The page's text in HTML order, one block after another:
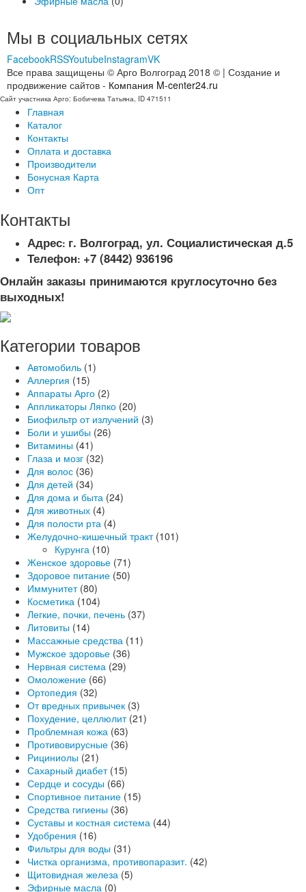
Мы в социальных сетях
FacebookRSSYoutubeInstagramVK
Все права защищены © Арго Волгоград 2018 © | Создание и
продвижение сайтов - Компания M-center24.ru
Сайт участника Арго: Бобичева Татьяна, ID 471511
Главная
Каталог
Контакты
Оплата и доставка
Производители
Бонусная Карта
Опт
Контакты
Адрес: г. Волгоград, ул. Социалистическая д.5
Телефон: +7 (8442) 936196
Онлайн заказы принимаются круглосуточно без
выходных!
Категории товаров
Автомобиль (1)
Аллергия (15)
Аппараты Арго (2)
Аппликаторы Ляпко (20)
Биофильтр от излучений (3)
Боли и ушибы (26)
Витамины (41)
Глаза и мозг (32)
Для волос (36)
Для детей (34)
Для дома и быта (24)
Для животных (4)
Для полости рта (4)
Желудочно-кишечный тракт (101)
Курунга (10)
Женское здоровье (71)
Здоровое питание (50)
Иммунитет (80)
Косметика (104)
Легкие, почки, печень (37)
Литовиты (14)
Массажные средства (11)
Мужское здоровье (36)
Нервная система (29)
Омоложение (66)
Ортопедия (32)
От вредных привычек (3)
Похудение, целлюлит (21)
Проблемная кожа (63)
Противовирусные (36)
Рициниолы (21)
Сахарный диабет (15)
Сердце и сосуды (66)
Спортивное питание (15)
Средства гигиены (36)
Суставы и костная система (44)
Удобрения (16)
Фильтры для воды (31)
Чистка организма, противопаразит. (42)
Щитовидная железа (5)
Эфирные масла (0)